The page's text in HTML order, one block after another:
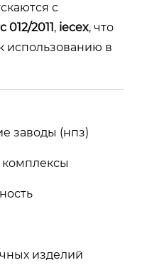
с
012/2011, iecex, что
использованию в
заводы (нпз)
изделий